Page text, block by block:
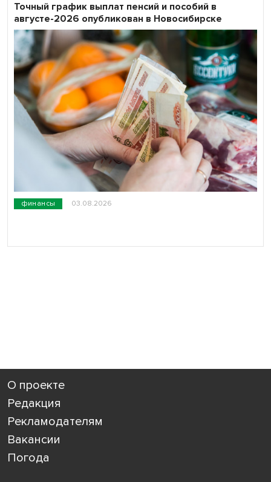
финансы 03.08.2026
Точный график выплат пенсий и пособий в
августе-2026 опубликован в Новосибирске
О проекте
Редакция
Рекламодателям
Вакансии
Погода